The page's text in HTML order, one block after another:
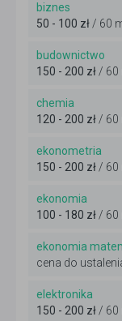
biznes
50 - 100 zł / 60
budownictwo
150 - 200 zł / 60
chemia
120 - 200 zł / 60
ekonometria
150 - 200 zł / 60
ekonomia
100 - 180 zł / 60
ekonomia
cena do
elektronika
150 - 200 zł / 60